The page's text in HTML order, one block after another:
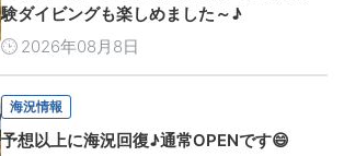
験ダイビングも楽しめました～♪
2026年08月8日
海況情報
予想以上に海況回復♪通常OPENです😄